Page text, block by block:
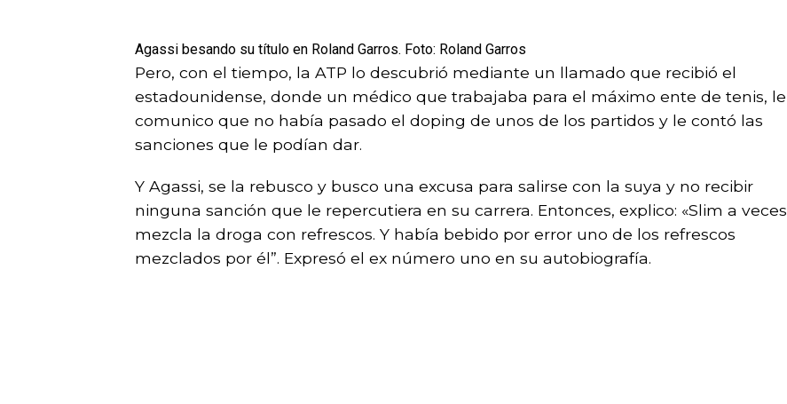
Agassi besando su título en Roland Garros. Foto: Roland Garros
Pero, con el tiempo, la ATP lo descubrió mediante un llamado que recibió el
estadounidense, donde un médico que trabajaba para el máximo ente de tenis, le
comunico que no había pasado el doping de unos de los partidos y le contó las
sanciones que le podían dar.
Y Agassi, se la rebusco y busco una excusa para salirse con la suya y no recibir
ninguna sanción que le repercutiera en su carrera. Entonces, explico: «Slim a veces
mezcla la droga con refrescos. Y había bebido por error uno de los refrescos
mezclados por él”. Expresó el ex número uno en su autobiografía.